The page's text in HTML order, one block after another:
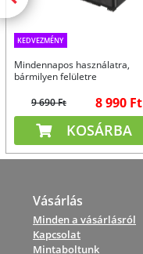
KEDVEZMÉNY
Mindennapos használatra,
bármilyen felületre
9 690 Ft
8 990 Ft
KOSÁRBA
Vásárlás
Minden a vásárlásról
Kapcsolat
Mintaboltunk